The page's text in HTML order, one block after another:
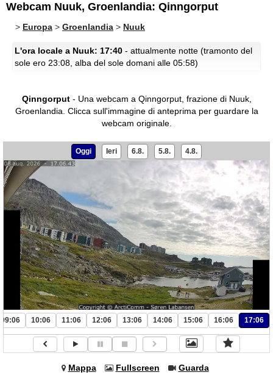
Webcam Nuuk, Groenlandia: Qinngorput
> Europa > Groenlandia > Nuuk
L'ora locale a Nuuk: 17:40 - attualmente notte (tramonto del
sole ero 23:08, alba del sole domani alle 05:58)
Qinngorput- Una webcam a Qinngorput, frazione di Nuuk,
Groenlandia. Clicca sull'immagine di anteprima per guardare la
webcam originale.
Oggi Ieri 6.8. 5.8. 4.8.
09:06 10:06 11:06 12:06 13:06 14:06 15:06 16:06 17:06
Mappa Fullscreen Guarda